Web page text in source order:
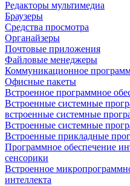
Редакторы мультимедиа
Браузеры
Средства просмотра
Органайзеры
Почтовые приложения
Файловые менеджеры
Коммуникационное
Офисные пакеты
Встроенное программное
Встроенные системные
встроенные системные
Встроенные системные
Встроенные прикладные
Программное обеспечение
сенсорики
Встроенное
интеллекта